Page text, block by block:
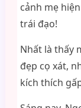
cảnh mẹ
trái đạo!
Nhất là thấy
đẹp cọ xát,
kích thích